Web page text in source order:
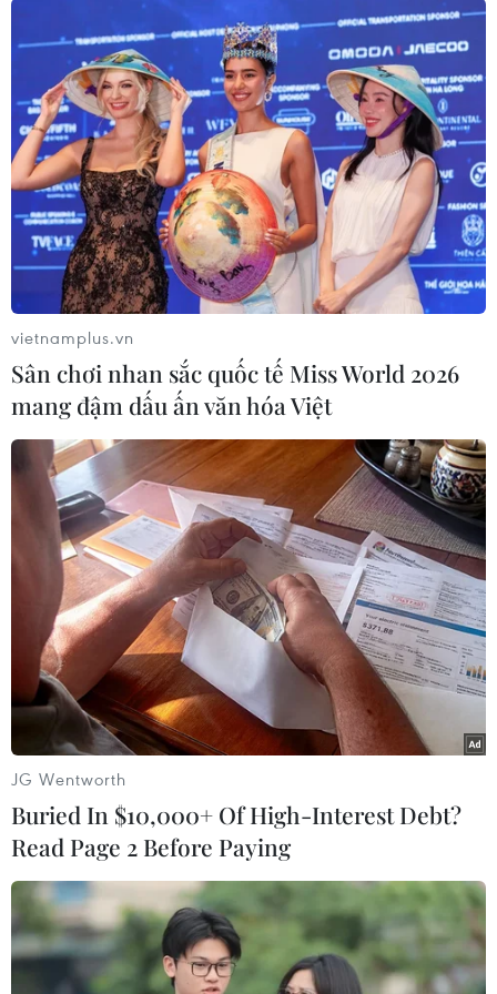
TIN LIÊN QUAN
Iran gửi thư tới Liên hợp quốc làm rõ vụ
bắt giữ tàu chở dầu Anh
25/07/2019 02:05
Phái đoàn thường trực của Iran tại Liên hợp quốc đã gửi
thư tới Hội đồng Bảo an Liên hợp quốc để làm rõ một số
vấn đề liên quan tới vụ bắt giữ tàu chở dầu Stena
Impero treo cờ Anh ở Eo biển Hormuz.
vietnamplus.vn
Sân chơi nhan sắc quốc tế Miss World 2026
mang đậm dấu ấn văn hóa Việt
JG Wentworth
Buried In $10,000+ Of High-Interest Debt?
Read Page 2 Before Paying